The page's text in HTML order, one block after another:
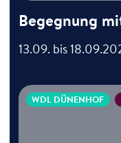
Begegnung
13.09. bis
WDL DÜNENHOF